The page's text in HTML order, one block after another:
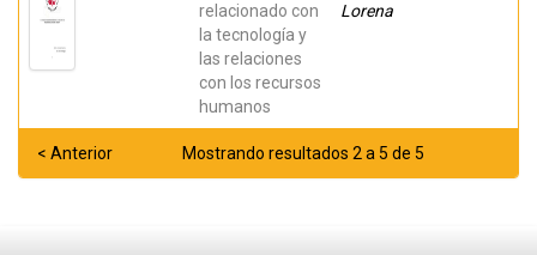
relacionado con
la tecnología y
las relaciones
con los recursos
humanos
Lorena
Mostrando resultados 2 a 5 de 5
< Anterior